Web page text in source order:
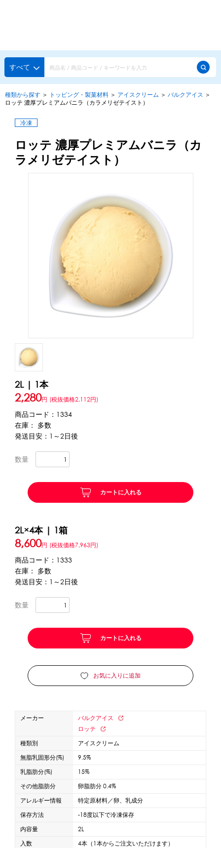
種類から探す
かき氷専用シロップ
スタンダードシロップ
蜜・シロップ
和風甘味シロップ
いろいろ使える汎用シロップ
かき氷にもドリンクにも
ガムシロップ
トッピング・製菓材料
練乳・コンデンスミルク あずき・餡
冷凍フルーツ
白玉もち・わらび餅
ソース・クリーム・フィリング等
ピューレ・ペースト
その他のトッピング材料
かき氷機
ブロックアイススライサー
カートリッジシェイバー
オプション
台湾かき氷
フレーバー氷（味つきの氷）
かき氷セット
かき氷イベントセット
紙カップ
スプーン
フローズンドリンク材料
ブレンダー・ミキサー
蜜かけシャワー・レードル
氷旗 横幕 風船
その他のPRアイテム
台湾かき氷「Snow-kiss（スノーキッス）」
かき氷書籍
かき氷コレクション
探す
用途で選ぶ
メーカー・ブランドで選ぶ
会員登録内容変更
当サイトについて
特定商取引に関する法律に基づく表記
プライバシーポリシー
利用規約
すべて
種類から探す ＞ トッピング・製菓材料 ＞ アイスクリーム ＞ バルクアイス ＞
ロッテ 濃厚プレミアムバニラ（カラメリゼテイスト）
冷凍
ロッテ 濃厚プレミアムバニラ（カ
ラメリゼテイスト）
2L | 1本
2,280円 (税抜価格2,112円)
商品コード：1334
在庫： 多数
発送目安：1～2日後
数量
カートに入れる
2L×4本 | 1箱
8,600円 (税抜価格7,963円)
商品コード：1333
在庫： 多数
発送目安：1～2日後
数量
カートに入れる
お気に入りに追加
メーカー
バルクアイス
ロッテ
種類別
アイスクリーム
無脂乳固形分(%)
9.5%
乳脂肪分(%)
15%
その他脂肪分
卵脂肪分 0.4%
アレルギー情報
特定原材料／卵、乳成分
保存方法
-18度以下で冷凍保存
内容量
2L
入数
4本（1本からご注文いただけます）